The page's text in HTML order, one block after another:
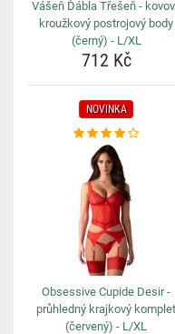
Vášeň Ďábla Třešeň -
kroužkový postrojový body
(černý) - L/XL
712 Kč
NOVINKA
Obsessive Cupide Desir -
průhledný krajkový komplet
(červený) - L/XL